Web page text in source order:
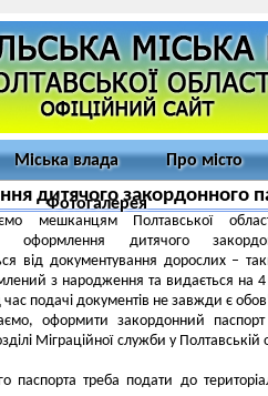
Міська влада Про місто
Фотогалерея
дитячого закордонного
мешканцям Полтавської
оформлення дитячого
від документування дорослих –
з народження та видається на 4
час подачі документів не завжди є
оформити закордонний
Міграційної служби у Полтавській
треба подати до